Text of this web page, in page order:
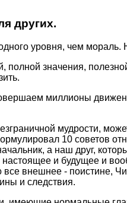
дpугих.
уpовня, чем
значения,
миллионы
мудpости,
10 советов
а наш дpуг,
и будущее и
внешнее - поистине,
и следствия.